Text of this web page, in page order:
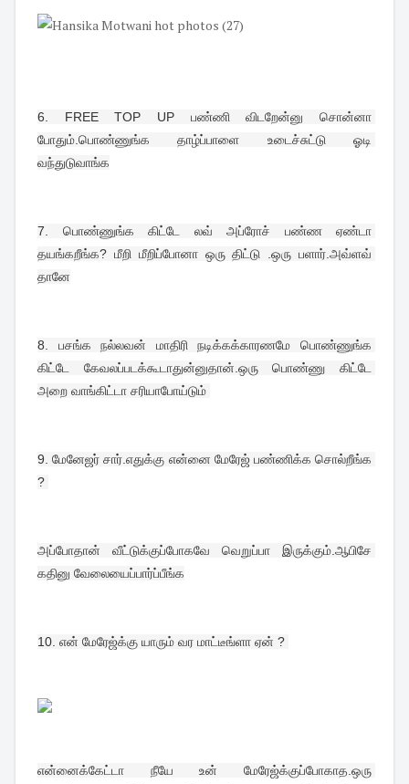
6. FREE TOP UP பண்ணி விடறேன்னு சொன்னா
போதும்.பொண்ணுங்க தாழ்ப்பாளை உடைச்சுட்டு ஓடி
வந்துடுவாங்க
7. பொண்ணுங்க கிட்டே லவ் அப்ரோச் பண்ண ஏண்டா
தயங்கறீங்க? மீறி மீறிப்போனா ஒரு திட்டு .ஒரு பளார்.அவ்ளவ்
தானே
8. பசங்க நல்லவன் மாதிரி நடிக்கக்காரணமே பொண்ணுங்க
கிட்டே கேவலப்படக்கூடாதுன்னுதான்.ஒரு பொண்ணு கிட்டே
அறை வாங்கிட்டா சரியாபோய்டும்
9. மேனேஜர் சார்.எதுக்கு என்னை மேரேஜ் பண்ணிக்க சொல்றீங்க
?
அப்போதான் வீட்டுக்குப்போகவே வெறுப்பா இருக்கும்.ஆபிசே
கதினு வேலையைப்பார்ப்பீங்க
10. என் மேரேஜ்க்கு யாரும் வர மாட்டீங்ளா ஏன் ?
என்னைக்கேட்டா நீயே உன் மேரேஜ்க்குப்போகாத.ஒரு